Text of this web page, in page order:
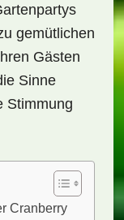
gemütlichen
Gästen
Sinne
Stimmung
Cranberry